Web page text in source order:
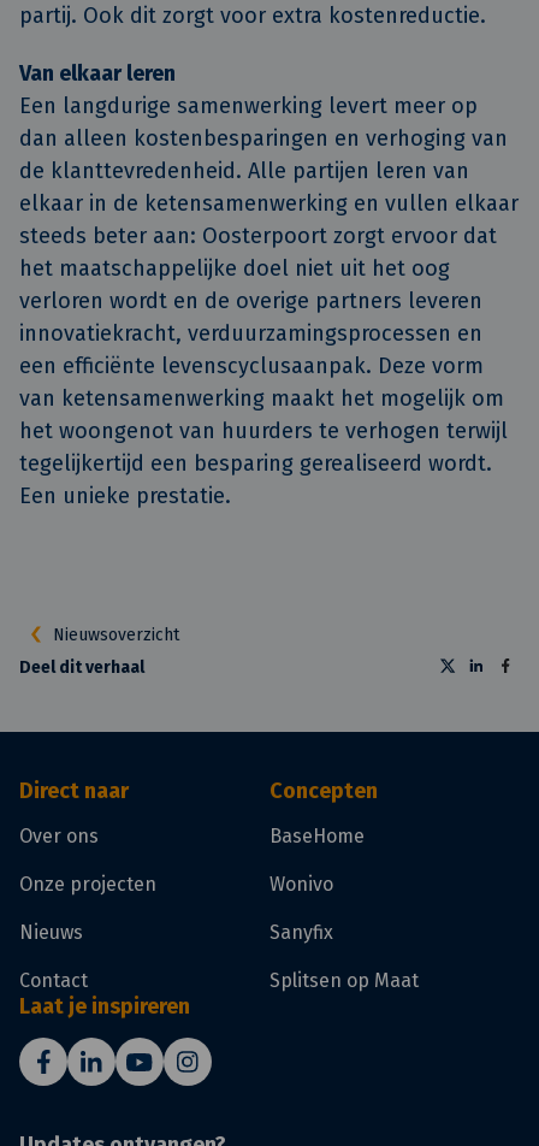
partij. Ook dit zorgt voor extra kostenreductie.
Van elkaar leren
Een langdurige samenwerking levert meer op
dan alleen kostenbesparingen en verhoging van
de klanttevredenheid. Alle partijen leren van
elkaar in de ketensamenwerking en vullen elkaar
steeds beter aan: Oosterpoort zorgt ervoor dat
het maatschappelijke doel niet uit het oog
verloren wordt en de overige partners leveren
innovatiekracht, verduurzamingsprocessen en
een efficiënte levenscyclusaanpak. Deze vorm
van ketensamenwerking maakt het mogelijk om
het woongenot van huurders te verhogen terwijl
tegelijkertijd een besparing gerealiseerd wordt.
Een unieke prestatie.
Nieuwsoverzicht
Deel dit verhaal
Direct naar
Over ons
Onze projecten
Nieuws
Contact
Concepten
BaseHome
Wonivo
Sanyfix
Splitsen op Maat
Laat je inspireren